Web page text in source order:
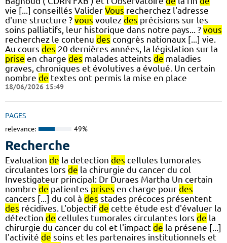
vie [...] conseillés Valider Vous recherchez l'adresse
d'une structure ? vous voulez des précisions sur les
soins palliatifs, leur historique dans notre pays... ? vous
recherchez le contenu des congrès nationaux [...] vie.
Au cours des 20 dernières années, la législation sur la
prise en charge des malades atteints de maladies
graves, chroniques et évolutives a évolué. Un certain
nombre de textes ont permis la mise en place
18/06/2026 15:49
PAGES
relevance: 49%
Recherche
Evaluation de la detection des cellules tumorales
circulantes lors de la chirurgie du cancer du col
Investigateur principal: Dr Duraes Martha Un certain
nombre de patientes prises en charge pour des
cancers [...] du col à des stades précoces présentent
des récidives. L'objectif de cette étude est d'évaluer la
détection de cellules tumorales circulantes lors de la
chirurgie du cancer du col et l'impact de la présene [...]
l'activité de soins et les partenaires institutionnels et